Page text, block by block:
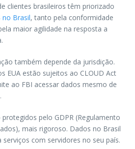
clientes brasileiros têm priorizado
no Brasil, tanto pela conformidade
maior agilidade na resposta a
também depende da jurisdição.
EUA estão sujeitos ao CLOUD Act
ao FBI acessar dados mesmo de
pelo GDPR (Regulamento
mais rigoroso. Dados no Brasil
serviços com servidores no seu país.